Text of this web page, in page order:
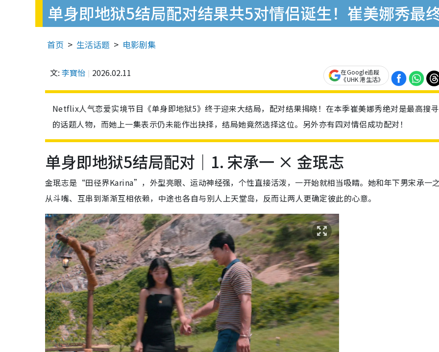
单身即地狱5结局配对结果共5对情侣诞生！崔美娜秀最
首页 生活话题 电影剧集
文: 李寶怡 2026.02.11
在Google追蹤
《UHK 港生活》
Netflix人气恋爱实境节目《单身即地狱5》终于迎来大结局，配对结果揭晓！在本季崔美娜秀绝对是最高搜
的话题人物，而她上一集表示仍未能作出抉择，结局她竟然选择这位。另外亦有四对情侣成功配对！
单身即地狱5结局配对｜1. 宋承一 × 金珉志
金珉志是“田径界Karina”，外型亮眼、运动神经强，个性直接活泼，一开始就相当吸睛。她和年下男宋承一之
从斗嘴、互串到渐渐互相依赖，中途也各自与别人上天堂岛，反而让两人更确定彼此的心意。